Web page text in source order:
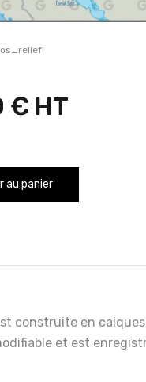
€
au panier
construite en
et est